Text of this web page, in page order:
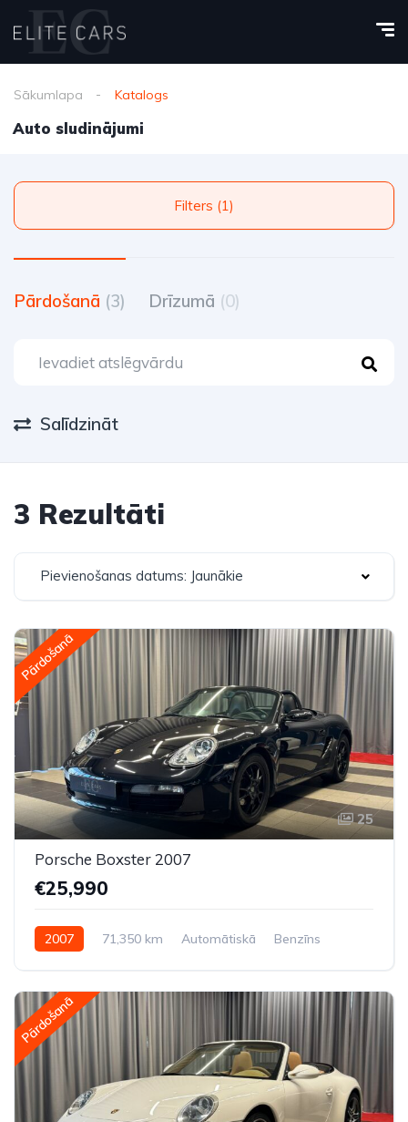
Sākumlapa Katalogs
Auto sludinājumi
Filters (1)
Pārdošanā (3) Drīzumā (0)
Salīdzināt
3 Rezultāti
Pievienošanas datums: Jaunākie
Pārdošanā
25
Porsche Boxster 2007
€25,990
2007 71,350 km Automātiskā
Benzīns
Pārdošanā